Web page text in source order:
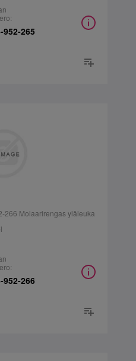
952-265
266 Molaarirengas yläleuka
952-266